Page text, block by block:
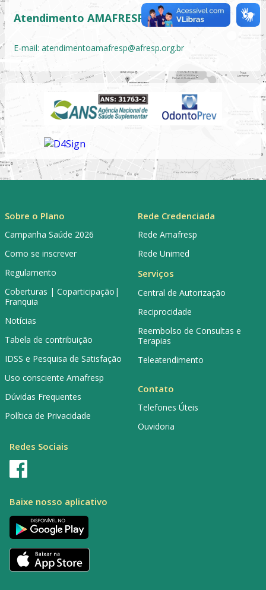
Atendimento AMAFRESP
E-mail: atendimentoamafresp@afresp.org.br
Sobre o Plano
Campanha Saúde 2026
Como se inscrever
Regulamento
Coberturas | Coparticipação|
Franquia
Notícias
Tabela de contribuição
IDSS e Pesquisa de Satisfação
Uso consciente Amafresp
Dúvidas Frequentes
Política de Privacidade
Rede Credenciada
Rede Amafresp
Rede Unimed
Serviços
Central de Autorização
Reciprocidade
Reembolso de Consultas e
Terapias
Teleatendimento
Contato
Telefones Úteis
Ouvidoria
Redes Sociais
Baixe nosso aplicativo